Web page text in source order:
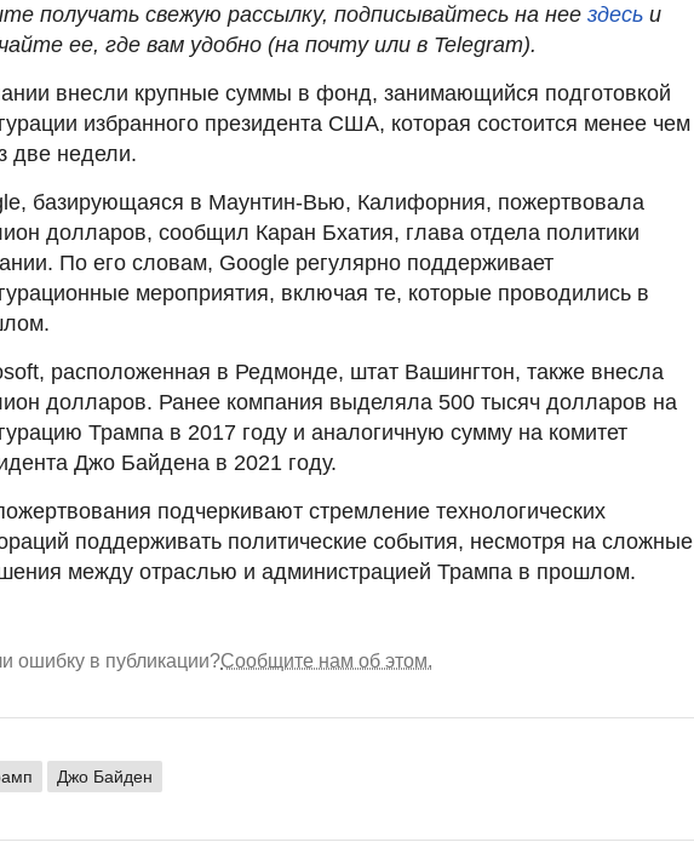
получать свежую рассылку, подписывайтесь на нее здесь и
ее, где вам удобно (на почту или в Telegram).
внесли крупные суммы в фонд, занимающийся подготовкой
избранного президента США, которая состоится менее чем
две недели.
базирующаяся в Маунтин-Вью, Калифорния, пожертвовала
долларов, сообщил Каран Бхатия, глава отдела политики
По его словам, Google регулярно поддерживает
мероприятия, включая те, которые проводились в
расположенная в Редмонде, штат Вашингтон, также внесла
долларов. Ранее компания выделяла 500 тысяч долларов на
Трампа в 2017 году и аналогичную сумму на комитет
Джо Байдена в 2021 году.
подчеркивают стремление технологических
поддерживать политические события, несмотря на сложные
между отраслью и администрацией Трампа в прошлом.
ошибку в публикации?Сообщите нам об этом.
Джо Байден